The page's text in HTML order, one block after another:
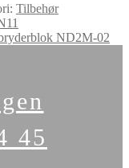
Tilbehør
ND2M-02
45